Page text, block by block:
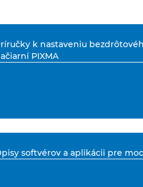
k nastaveniu
PIXMA
softvérov a aplikácii pre